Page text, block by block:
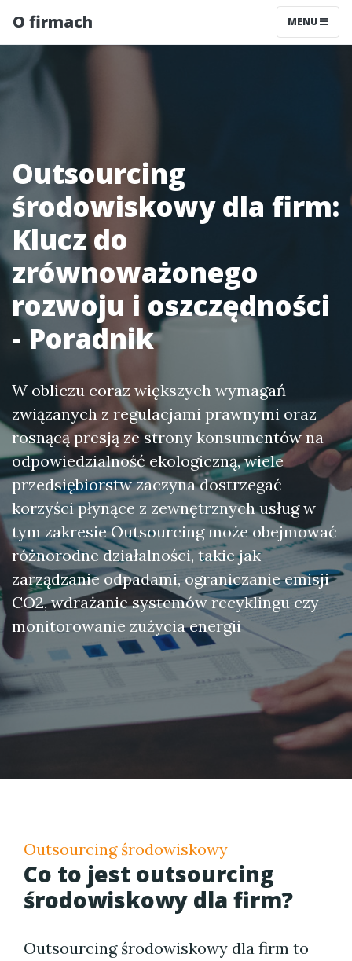
O firmach MENU
Outsourcing
środowiskowy dla firm:
Klucz do
zrównoważonego
rozwoju i oszczędności
- Poradnik
W obliczu coraz większych wymagań
związanych z regulacjami prawnymi oraz
rosnącą presją ze strony konsumentów na
odpowiedzialność ekologiczną, wiele
przedsiębiorstw zaczyna dostrzegać
korzyści płynące z zewnętrznych usług w
tym zakresie Outsourcing może obejmować
różnorodne działalności, takie jak
zarządzanie odpadami, ograniczanie emisji
CO2, wdrażanie systemów recyklingu czy
monitorowanie zużycia energii
Outsourcing środowiskowy
Co to jest outsourcing
środowiskowy dla firm?
Outsourcing środowiskowy dla firm to